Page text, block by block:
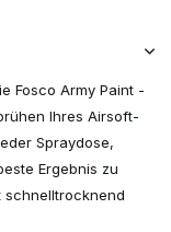
Fosco Army Paint -
Ihres Airsoft-
Spraydose,
Ergebnis zu
schnelltrocknend